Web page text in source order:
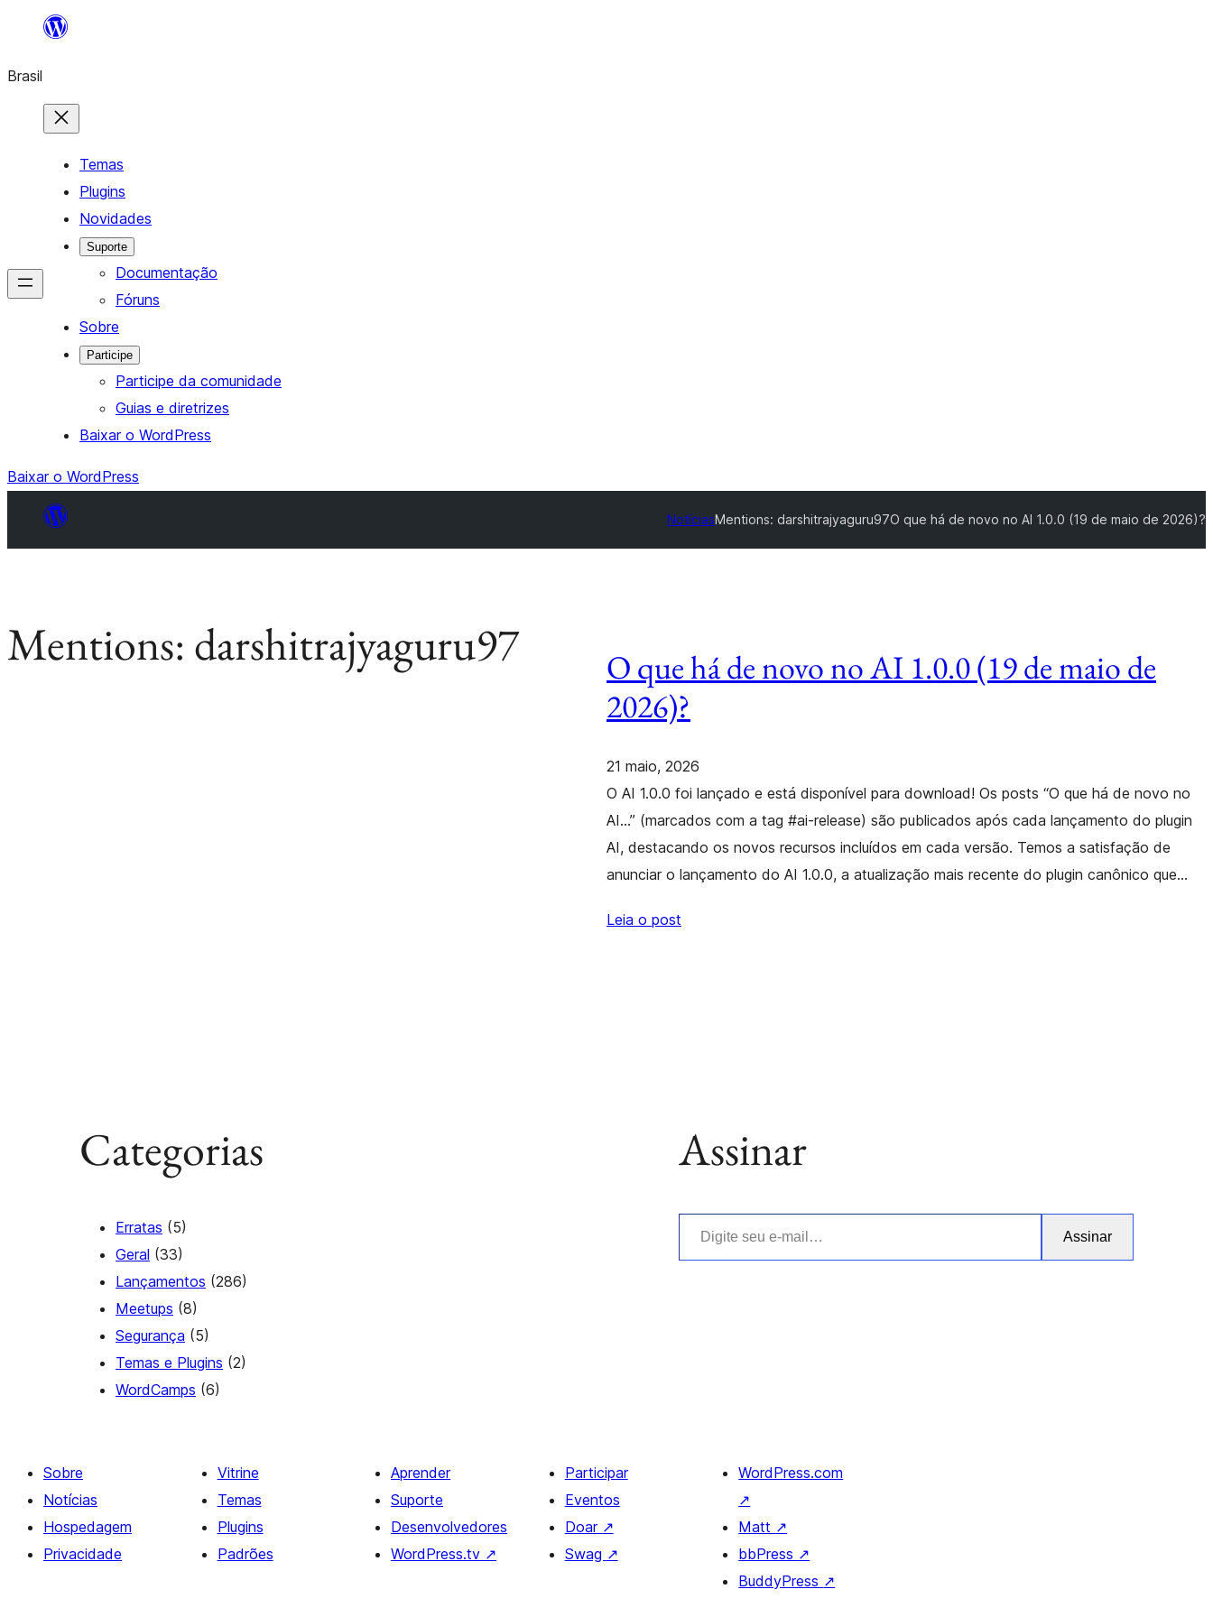
o
conteúdo
Brasil
Temas
Plugins
Novidades
Suporte
Documentação
Fóruns
Sobre
Participe
Participe da comunidade
Guias e diretrizes
Baixar o WordPress
Baixar o WordPress
NotíciasMentions: darshitrajyaguru97O que há de novo no AI 1.0.0 (19 de maio de 2026)?
Mentions: darshitrajyaguru97
O que há de novo no AI 1.0.0 (19 de maio de
2026)?
21 maio, 2026
O AI 1.0.0 foi lançado e está disponível para download! Os posts “O que há de novo no
AI…” (marcados com a tag #ai-release) são publicados após cada lançamento do plugin
AI, destacando os novos recursos incluídos em cada versão. Temos a satisfação de
anunciar o lançamento do AI 1.0.0, a atualização mais recente do plugin canônico que…
Leia o post
Categorias
Erratas (5)
Geral (33)
Lançamentos (286)
Meetups (8)
Segurança (5)
Temas e Plugins (2)
WordCamps (6)
Assinar
Digite seu e-mail…
Assinar
Sobre
Notícias
Hospedagem
Privacidade
Vitrine
Temas
Plugins
Padrões
Aprender
Suporte
Desenvolvedores
WordPress.tv ↗
Participar
Eventos
Doar ↗
Swag ↗
WordPress.com
↗
Matt ↗
bbPress ↗
BuddyPress ↗